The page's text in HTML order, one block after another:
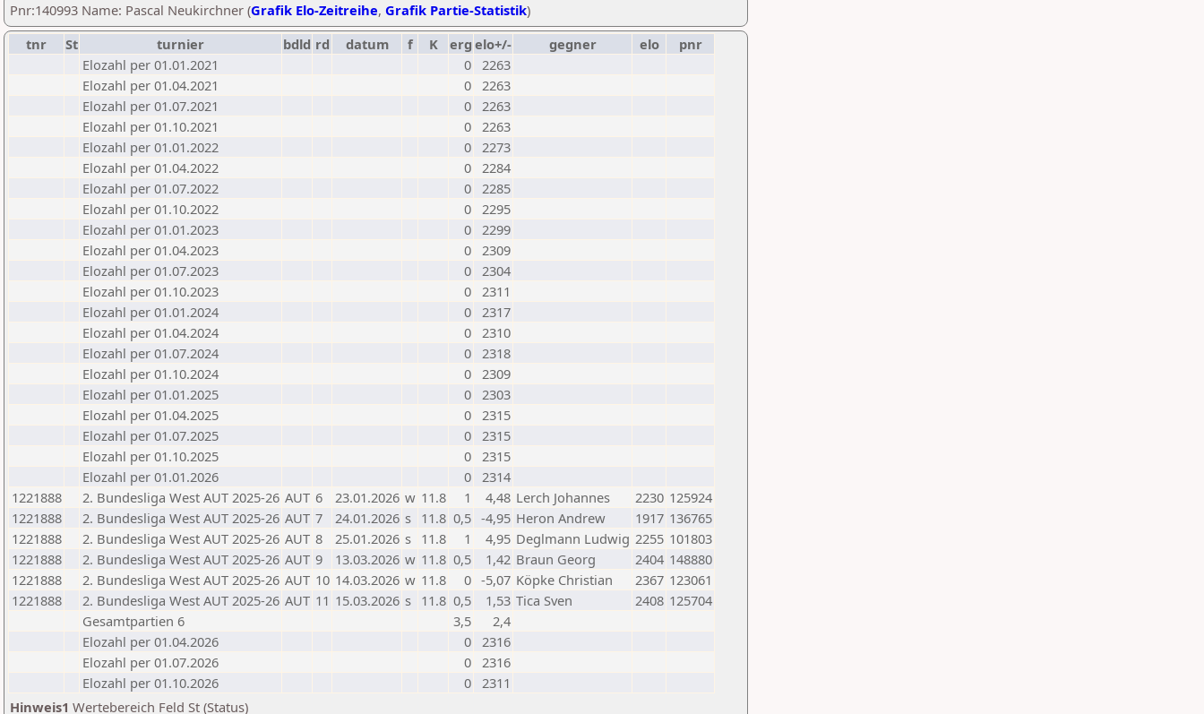
Pnr:140993 Name: Pascal Neukirchner (Grafik Elo-Zeitreihe, Grafik Partie-Statistik)
tnr
St turnier bdld rd datum f K erg elo+/- gegner elo
pnr
Elozahl per 01.01.2021
0 2263
Elozahl per 01.04.2021
0 2263
Elozahl per 01.07.2021
0 2263
Elozahl per 01.10.2021
0 2263
Elozahl per 01.01.2022
0 2273
Elozahl per 01.04.2022
0 2284
Elozahl per 01.07.2022
0 2285
Elozahl per 01.10.2022
0 2295
Elozahl per 01.01.2023
0 2299
Elozahl per 01.04.2023
0 2309
Elozahl per 01.07.2023
0 2304
Elozahl per 01.10.2023
0 2311
Elozahl per 01.01.2024
0 2317
Elozahl per 01.04.2024
0 2310
Elozahl per 01.07.2024
0 2318
Elozahl per 01.10.2024
0 2309
Elozahl per 01.01.2025
0 2303
Elozahl per 01.04.2025
0 2315
Elozahl per 01.07.2025
0 2315
Elozahl per 01.10.2025
0 2315
Elozahl per 01.01.2026
0 2314
1221888
2. Bundesliga West AUT 2025-26 AUT 6 23.01.2026 w 11.8 1 4,48 Lerch Johannes 2230 125924
1221888
2. Bundesliga West AUT 2025-26 AUT 7 24.01.2026 s 11.8 0,5 -4,95 Heron Andrew 1917 136765
1221888
2. Bundesliga West AUT 2025-26 AUT 8 25.01.2026 s 11.8 1 4,95 Deglmann Ludwig 2255 101803
1221888
2. Bundesliga West AUT 2025-26 AUT 9 13.03.2026 w 11.8 0,5 1,42 Braun Georg 2404 148880
1221888
2. Bundesliga West AUT 2025-26 AUT 10 14.03.2026 w 11.8 0 -5,07 Köpke Christian 2367 123061
1221888
2. Bundesliga West AUT 2025-26 AUT 11 15.03.2026 s 11.8 0,5 1,53 Tica Sven 2408 125704
Gesamtpartien 6
3,5
2,4
Elozahl per 01.04.2026
0 2316
Elozahl per 01.07.2026
0 2316
Elozahl per 01.10.2026
0 2311
Hinweis1 Wertebereich Feld St (Status)